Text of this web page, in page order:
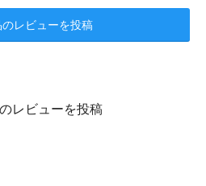
のレビューを投稿
レビューを投稿